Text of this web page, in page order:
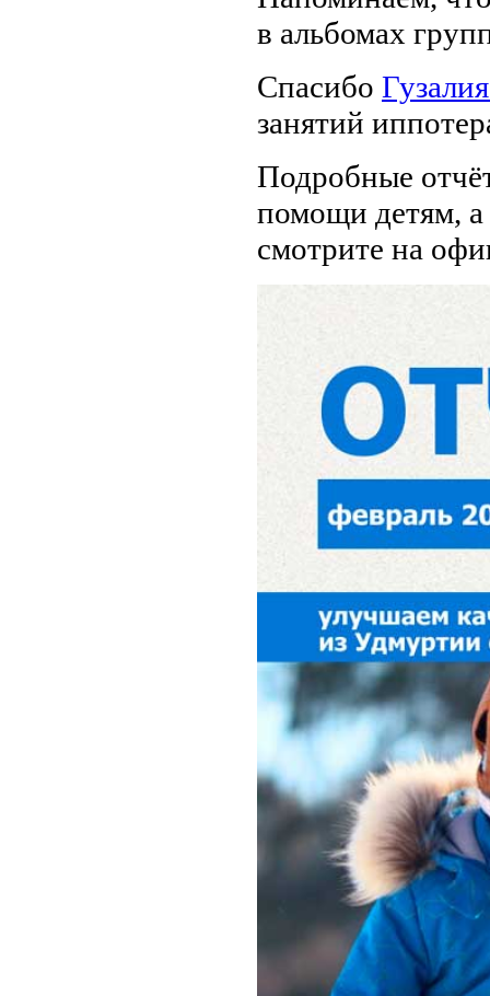
в альбомах
Спасибо
занятий
Подробные
помощи детям,
смотрите на